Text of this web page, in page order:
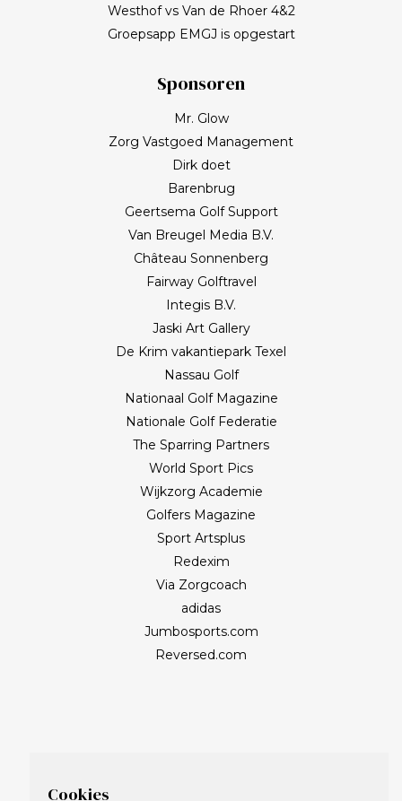
Westhof vs Van de Rhoer 4&2
Groepsapp EMGJ is opgestart
Sponsoren
Mr. Glow
Zorg Vastgoed Management
Dirk doet
Barenbrug
Geertsema Golf Support
Van Breugel Media B.V.
Château Sonnenberg
Fairway Golftravel
Integis B.V.
Jaski Art Gallery
De Krim vakantiepark Texel
Nassau Golf
Nationaal Golf Magazine
Nationale Golf Federatie
The Sparring Partners
World Sport Pics
Wijkzorg Academie
Golfers Magazine
Sport Artsplus
Redexim
Via Zorgcoach
adidas
Jumbosports.com
Reversed.com
Cookies